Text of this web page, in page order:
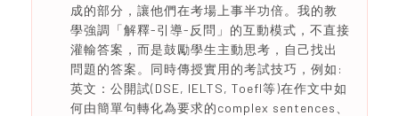
成的部分，讓他們在考場上事半功倍。我的教
學強調「解釋-引導-反問」的互動模式，不直接
灌輸答案，而是鼓勵學生主動思考，自己找出
問題的答案。同時傳授實用的考試技巧，例如:
英文：公開試(DSE, IELTS, Toefl等)在作文中如
何由簡單句轉化為要求的complex sentences、